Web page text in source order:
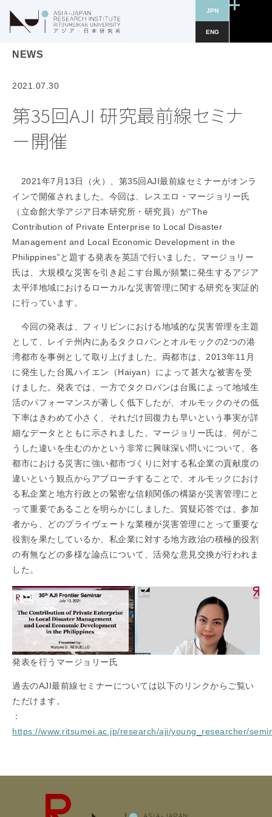
JPN
ENG
NEWS
2021.07.30
第35回AJI 研究最前線セミナ
ー開催
2021年7月13日（火）、第35回AJI最前線セミナーがオンラ
インで開催されました。今回は、レスエロ・マージョリー氏
（立命館大学アジア日本研究所・研究員）が“The
Contribution of Private Enterprise to Local Disaster
Management and Local Economic Development in the
Philippines”と題する発表を英語で行いました。マージョリー
氏は、大規模な災害を引き起こす台風が頻繁に発生するアジア
太平洋地域におけるローカルな災害管理に関する研究を実証的
に行っています。
今回の発表は、フィリピンにおける地域的な災害管理を主題
として、レイテ州内にあるタクロバンとオルモックの2つの港
湾都市を事例として取り上げました。両都市は、2013年11月
に発生した台風ハイエン（Haiyan）によって甚大な被害を受
けました。発表では、一方でタクロバンは台風によって地域生
活のパフォーマンスが著しく低下したが、オルモックのその低
下率はきわめて小さく、それだけ回復力も早いという事実が詳
細なデータとともに示されました。マージョリー氏は、何がこ
うした違いを生むのかという非常に興味深い問いについて、各
都市における災害に強い都市づくりに対する私企業の貢献度の
違いという観点からアプローチすることで、オルモックにおけ
る私企業と地方行政との緊密な信頼関係の構築が災害管理にと
って重要であることを明らかにしました。質疑応答では、参加
者から、どのプライヴェートな業種が災害管理にとって重要な
役割を果たしているか、私企業に対する地方政治の積極的役割
の有無などの多様な論点について、活発な意見交換が行われま
した。
発表を行うマージョリー氏
過去のAJI最前線セミナーについては以下のリンクからご覧い
ただけます。
：
https://www.ritsumei.ac.jp/research/aji/young_researcher/